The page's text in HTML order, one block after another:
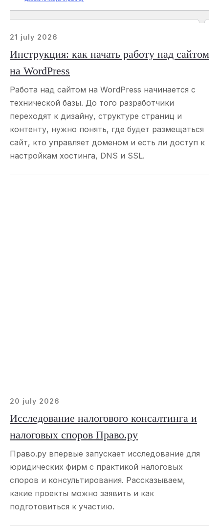
21 july 2026
Инструкция: как начать работу над сайтом
на WordPress
Работа над сайтом на WordPress начинается с
технической базы. До того разработчики
переходят к дизайну, структуре страниц и
контенту, нужно понять, где будет размещаться
сайт, кто управляет доменом и есть ли доступ к
настройкам хостинга, DNS и SSL.
20 july 2026
Исследование налогового консалтинга и
налоговых споров Право.ру
Право.ру впервые запускает исследование для
юридических фирм с практикой налоговых
споров и консультирования. Рассказываем,
какие проекты можно заявить и как
подготовиться к участию.